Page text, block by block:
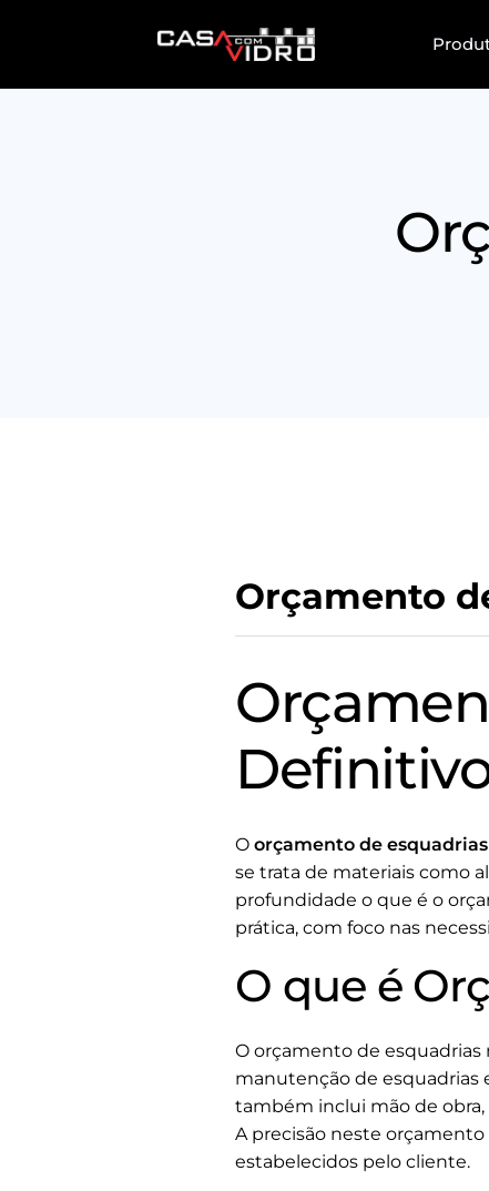
Orçamento
O orçamento de esquadrias
se trata de materiais como
profundidade o que é o
prática, com foco nas
O que é
O orçamento de esquadrias
manutenção de esquadrias
também inclui mão de
A precisão neste
estabelecidos pelo cliente.